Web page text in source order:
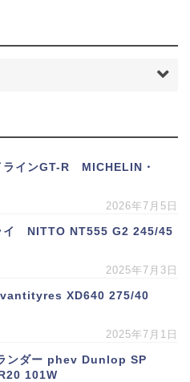
ラインGT-R MICHELIN・
2026年7月5日
イ NITTO NT555 G2 245/45
2025年7月3日
XD640 275/40
2025年7月1日
ンダー phev Dunlop SP
101W